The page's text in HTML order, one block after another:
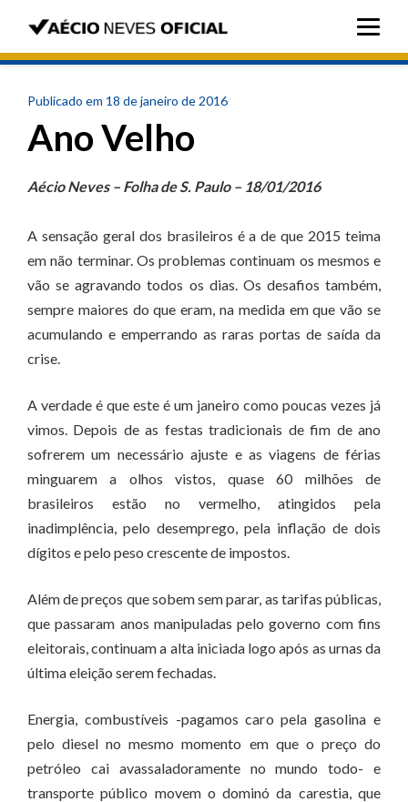
Publicado em 18 de janeiro de 2016
Ano Velho
Aécio Neves – Folha de S. Paulo – 18/01/2016
A sensação geral dos brasileiros é a de que 2015 teima
em não terminar. Os problemas continuam os mesmos e
vão se agravando todos os dias. Os desafios também,
sempre maiores do que eram, na medida em que vão se
acumulando e emperrando as raras portas de saída da
crise.
A verdade é que este é um janeiro como poucas vezes já
vimos. Depois de as festas tradicionais de fim de ano
sofrerem um necessário ajuste e as viagens de férias
minguarem a olhos vistos, quase 60 milhões de
brasileiros estão no vermelho, atingidos pela
inadimplência, pelo desemprego, pela inflação de dois
dígitos e pelo peso crescente de impostos.
Além de preços que sobem sem parar, as tarifas públicas,
que passaram anos manipuladas pelo governo com fins
eleitorais, continuam a alta iniciada logo após as urnas da
última eleição serem fechadas.
Energia, combustíveis -pagamos caro pela gasolina e
pelo diesel no mesmo momento em que o preço do
petróleo cai avassaladoramente no mundo todo- e
transporte público movem o dominó da carestia, que